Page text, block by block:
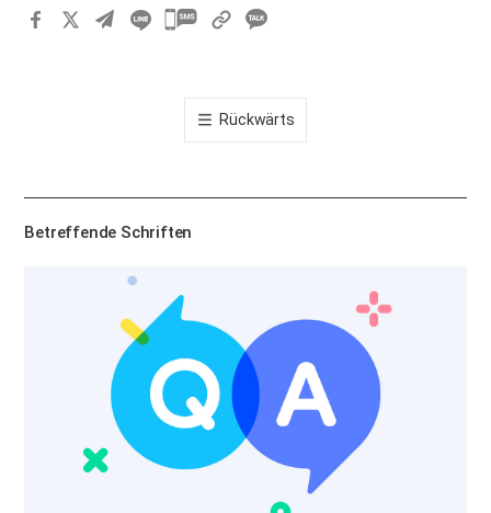
카
톡
공
기
Rückwärts
Betreffende Schriften